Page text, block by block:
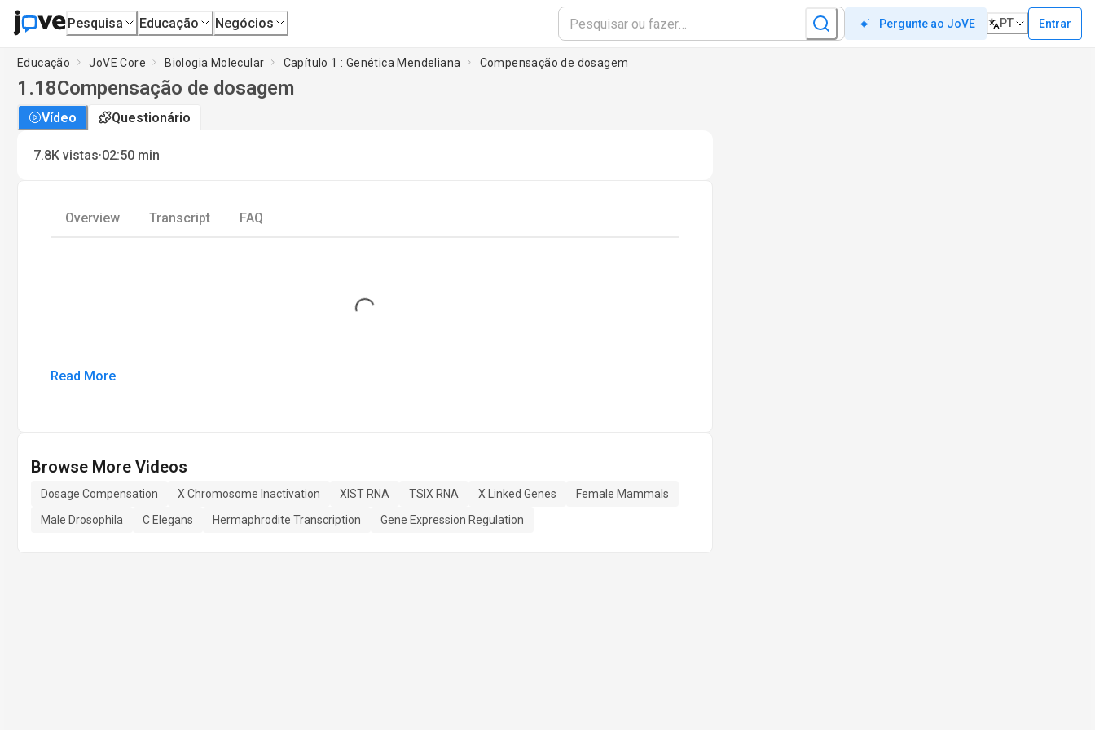
Pesquisa Educação Negócios Pergunte ao JoVE PT Entrar
Educação JoVE Core Biologia Molecular Capítulo 1 : Genética Mendeliana Compensação de dosagem
1.18Compensação de dosagem
Vídeo Questionário
7.8K vistas·02:50 min
Overview Transcript FAQ
Loading...
Read More
Browse More Videos
Dosage Compensation X Chromosome Inactivation XIST RNA TSIX RNA X Linked Genes
Female Mammals
Male Drosophila
C Elegans Hermaphrodite Transcription Gene Expression Regulation